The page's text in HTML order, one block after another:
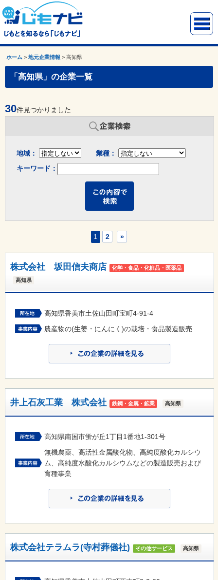
ホーム >地元企業情報 >高知県
「高知県」の企業一覧
30件見つかりました
地域：
業種：
キーワード：
1 2 »
株式会社 坂田信夫商店 化学・食品・化粧品・医薬品
高知県
高知県香美市土佐山田町宝町4-91-4
農産物の(生姜・にんにく)の栽培・食品製造販売
井上石灰工業 株式会社 鉄鋼・金属・鉱業 高知県
高知県南国市蛍が丘1丁目1番地1-301号
無機農薬、高活性金属酸化物、高純度酸化カルシウ
ム、高純度水酸化カルシウムなどの製造販売および
育種事業
株式会社テラムラ(寺村葬儀社) その他サービス 高知県